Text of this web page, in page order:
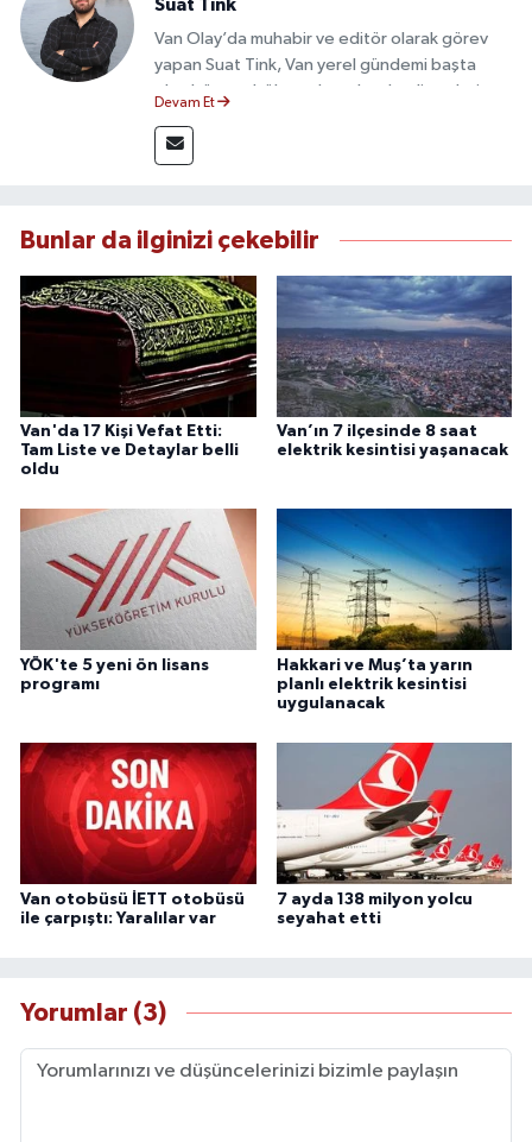
Suat Tink
Van Olay’da muhabir ve editör olarak görev
yapan Suat Tink, Van yerel gündemi başta
olmak üzere bölgesel ve ulusal gelişmeleri
mezunu olan Tink, sahadan edindiği bilgilerle
doğruluk, tarafsızlık ve etik ilkeler
Devam Et
Bunlar da ilginizi çekebilir
Van'da 17 Kişi Vefat Etti:
Tam Liste ve Detaylar belli
oldu
Van’ın 7 ilçesinde 8 saat
elektrik kesintisi yaşanacak
YÖK'te 5 yeni ön lisans
programı
Hakkari ve Muş’ta yarın
planlı elektrik kesintisi
uygulanacak
Van otobüsü İETT otobüsü
ile çarpıştı: Yaralılar var
7 ayda 138 milyon yolcu
seyahat etti
Yorumlar (3)